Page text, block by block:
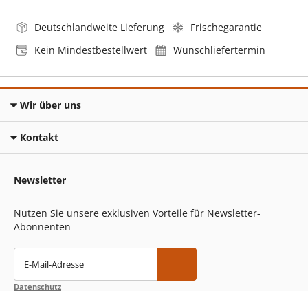
Deutschlandweite Lieferung
Frischegarantie
Kein Mindestbestellwert
Wunschliefertermin
Wir über uns
Kontakt
Newsletter
Nutzen Sie unsere exklusiven Vorteile für Newsletter-
Abonnenten
E-Mail-Adresse
Datenschutz